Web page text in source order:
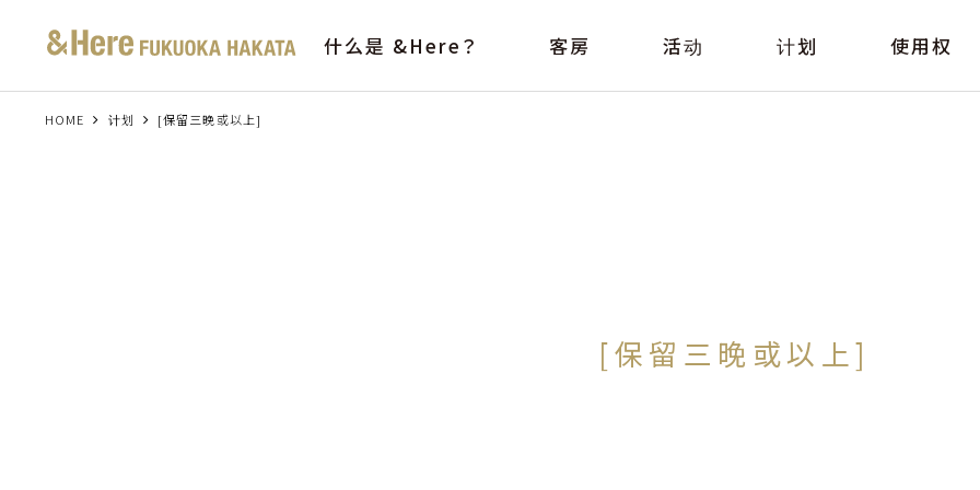
什么是 &Here？ 客房 活动 计划 使用权
HOME 计划 [保留三晚或以上]
[保留三晚或以上]